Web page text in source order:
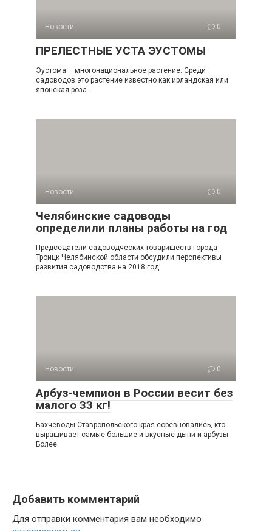
Новости 0
ПРЕЛЕСТНЫЕ УСТА ЭУСТОМЫ
Эустома – многонациональное растение. Среди
садоводов это растение известно как ирландская или
японская роза.
Новости 0
Челябинские садоводы
определили планы работы на год
Председатели садоводческих товариществ города
Троицк Челябинской области обсудили перспективы
развития садоводства на 2018 год:
Новости 0
Арбуз-чемпион в России весит без
малого 33 кг!
Бахчеводы Ставропольского края соревновались, кто
выращивает самые большие и вкусные дыни и арбузы
Более
Добавить комментарий
Для отправки комментария вам необходимо